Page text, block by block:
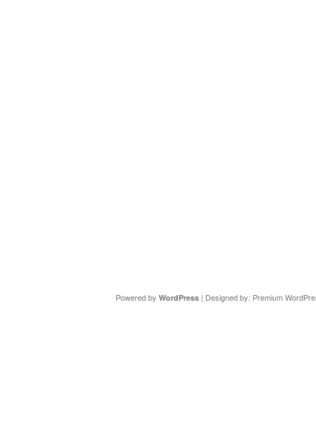
Powered by WordPress| Designed by: Premium